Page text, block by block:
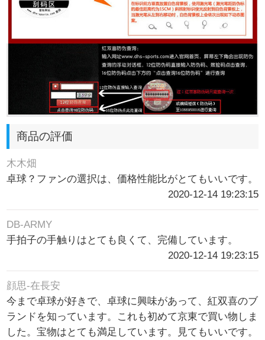
商品の評価
木木畑
卓球？ファンの選択は、価格性能比がとてもいいです。
2020-12-14 19:23:15
DB-ARMY
手拍子の手触りはとても良くて、完備しています。
2020-12-14 19:23:15
顔思-在長安
今まで卓球が好きで、卓球に興味があって、紅双喜のブ
ランドを知っています。これも初めて京東で買い物しま
した。宝物はとても満足しています。見てもいいです。